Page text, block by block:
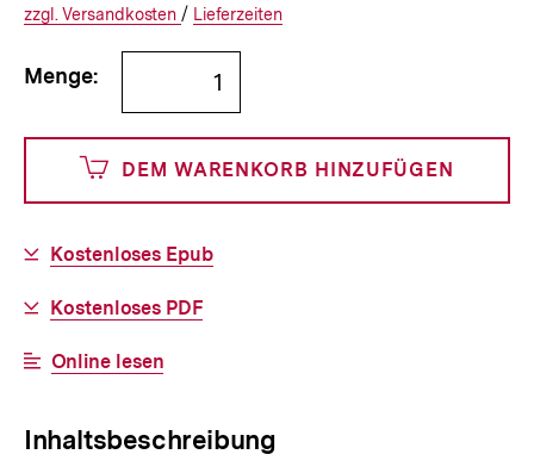
€
und
0
Cents
Versandkosten
Interner
Informationen
den
zzgl. zuzüglichen
Versandkosten / Interner
Informationen
Lieferzeiten
Bestellmenge
angeben
Menge:
DEM WARENKORB HINZUFÜGEN
Download-
Kostenloses Epub
Download-
Kostenloses PDF
Interner
Online lesen
Inhaltsbeschreibung